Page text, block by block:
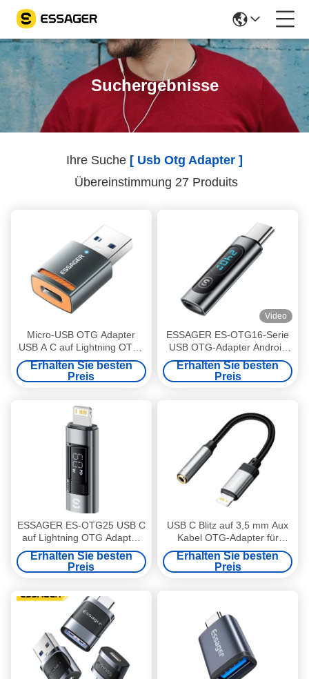
Suchergebnisse
Ihre Suche [ Usb Otg Adapter ]
Übereinstimmung 27 Produits
Micro-USB OTG Adapter
USB A C auf Lightning OTG-
Anschluss ESSAGER ES-
OTG17
Erhalten Sie besten
Preis
Video
ESSAGER ES-OTG16-Serie
USB OTG-Adapter Android
OTG Typ C 240w
Erhalten Sie besten
Preis
ESSAGER ES-OTG25 USB C
auf Lightning OTG Adapter
für Apple iPhone
Erhalten Sie besten
Preis
USB C Blitz auf 3,5 mm Aux
Kabel OTG-Adapter für
Mobiltelefone und Tablets
Erhalten Sie besten
Preis